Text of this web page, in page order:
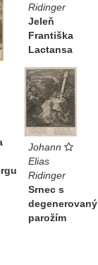
Ridinger
Jeleň
Františka
Lactansa
Johann
Elias
Ridinger
Srnec s
parožím